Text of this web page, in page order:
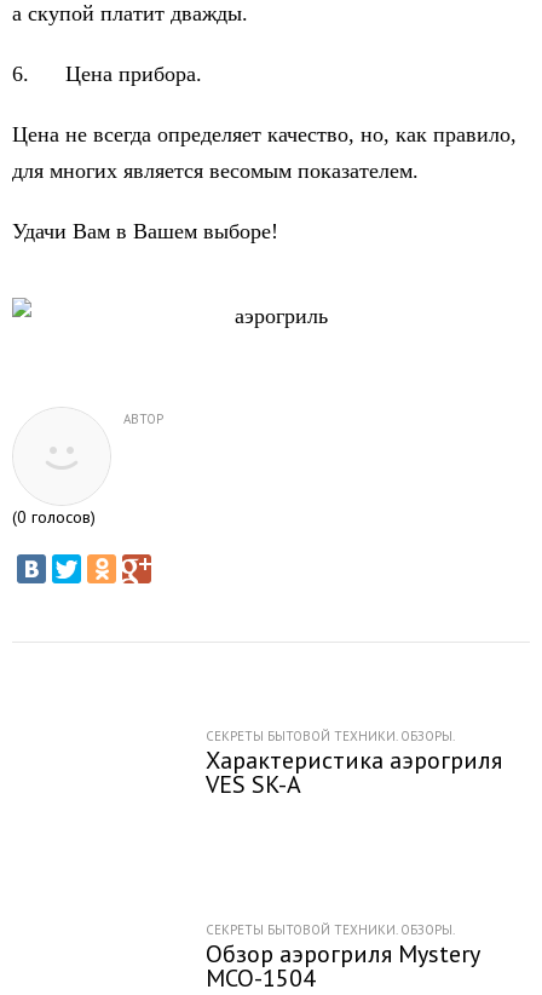
а скупой платит дважды.
6. Цена прибора.
Цена не всегда определяет качество, но, как правило,
для многих является весомым показателем.
Удачи Вам в Вашем выборе!
АВТОР
(0 голосов)
СЕКРЕТЫ БЫТОВОЙ ТЕХНИКИ. ОБЗОРЫ.
Характеристика аэрогриля
VES SK-A
СЕКРЕТЫ БЫТОВОЙ ТЕХНИКИ. ОБЗОРЫ.
Обзор аэрогриля Mystery
MCO-1504